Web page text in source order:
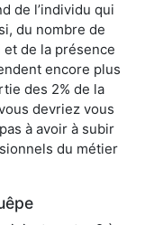
de l’individu qui
du nombre de
de la présence
encore plus
des 2% de la
devriez vous
à avoir à subir
du métier